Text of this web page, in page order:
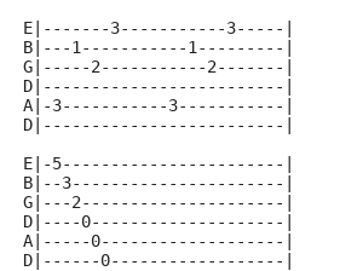
E|-------3-----------3-----|
B|---1-----------1---------|
G|-----2-----------2-------|
D|-------------------------|
A|-3-----------3-----------|
D|-------------------------|
E|-5-----------------------|
B|--3----------------------|
G|---2---------------------|
D|----0--------------------|
A|-----0-------------------|
D|------0------------------|